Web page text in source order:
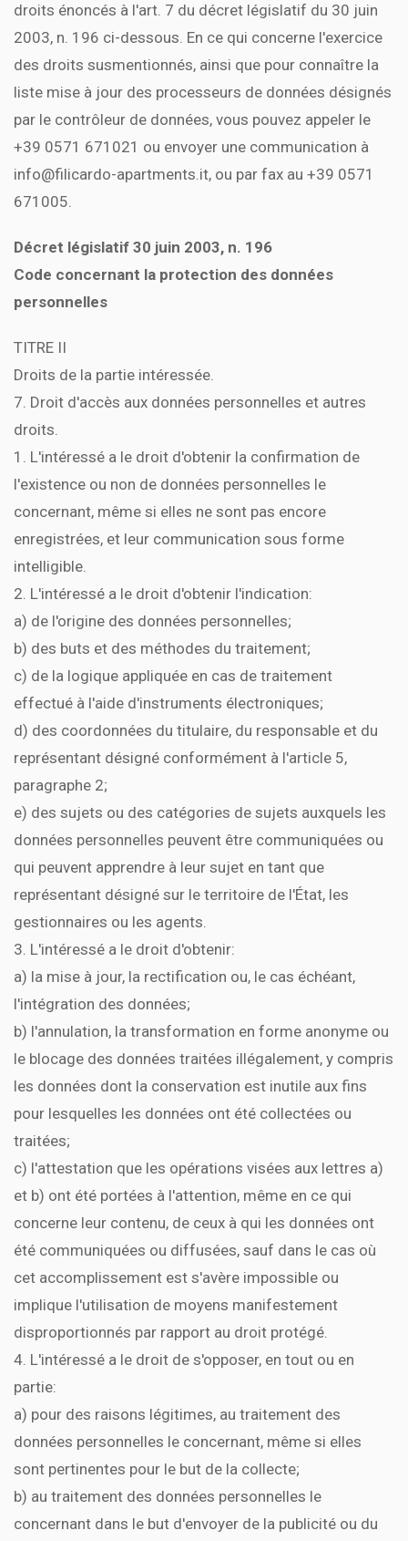
droits énoncés à l'art. 7 du décret législatif du 30 juin
2003, n. 196 ci-dessous. En ce qui concerne l'exercice
des droits susmentionnés, ainsi que pour connaître la
liste mise à jour des processeurs de données désignés
par le contrôleur de données, vous pouvez appeler le
+39 0571 671021 ou envoyer une communication à
info@filicardo-apartments.it, ou par fax au +39 0571
671005.
Décret législatif 30 juin 2003, n. 196
Code concernant la protection des données
personnelles
TITRE II
Droits de la partie intéressée.
7. Droit d'accès aux données personnelles et autres
droits.
1. L'intéressé a le droit d'obtenir la confirmation de
l'existence ou non de données personnelles le
concernant, même si elles ne sont pas encore
enregistrées, et leur communication sous forme
intelligible.
2. L'intéressé a le droit d'obtenir l'indication:
a) de l'origine des données personnelles;
b) des buts et des méthodes du traitement;
c) de la logique appliquée en cas de traitement
effectué à l'aide d'instruments électroniques;
d) des coordonnées du titulaire, du responsable et du
représentant désigné conformément à l'article 5,
paragraphe 2;
e) des sujets ou des catégories de sujets auxquels les
données personnelles peuvent être communiquées ou
qui peuvent apprendre à leur sujet en tant que
représentant désigné sur le territoire de l'État, les
gestionnaires ou les agents.
3. L'intéressé a le droit d'obtenir:
a) la mise à jour, la rectification ou, le cas échéant,
l'intégration des données;
b) l'annulation, la transformation en forme anonyme ou
le blocage des données traitées illégalement, y compris
les données dont la conservation est inutile aux fins
pour lesquelles les données ont été collectées ou
traitées;
c) l'attestation que les opérations visées aux lettres a)
et b) ont été portées à l'attention, même en ce qui
concerne leur contenu, de ceux à qui les données ont
été communiquées ou diffusées, sauf dans le cas où
cet accomplissement est s'avère impossible ou
implique l'utilisation de moyens manifestement
disproportionnés par rapport au droit protégé.
4. L'intéressé a le droit de s'opposer, en tout ou en
partie:
a) pour des raisons légitimes, au traitement des
données personnelles le concernant, même si elles
sont pertinentes pour le but de la collecte;
b) au traitement des données personnelles le
concernant dans le but d'envoyer de la publicité ou du